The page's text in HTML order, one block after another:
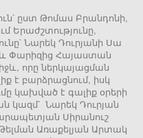
ըստ Թոմաս Բրանդոնի,
Երաժշտությունը,
Նարեկ Դուրյանի Սա
և Փարիզից Հայաստան
որը ներկայացման
է բարձրացնում, իսկ
կախված է գալիք օրերի
Նարեկ Դուրյան
Սիրանուշ
Առաքելյան Արտակ